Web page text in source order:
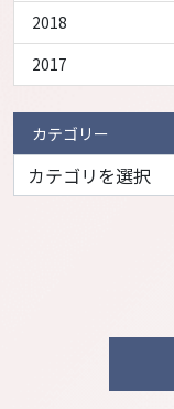
2018
2017
カテゴリー